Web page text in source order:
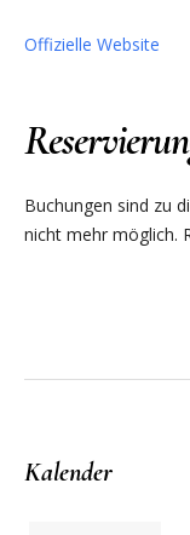
Offizielle Website
Buchungen sind zu
nicht mehr möglich.
Kalender